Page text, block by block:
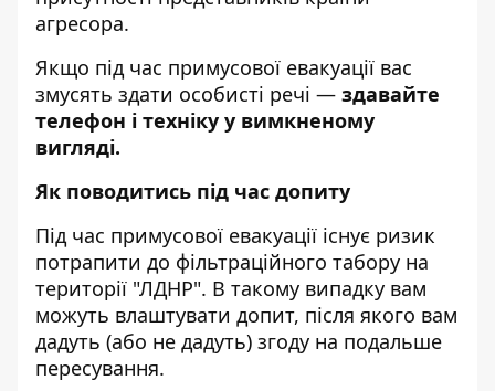
агресора.
Якщо під час примусової евакуації вас
змусять здати особисті речі — здавайте
телефон і техніку у вимкненому
вигляді.
Як поводитись під час допиту
Під час примусової евакуації існує ризик
потрапити до фільтраційного табору на
території "ЛДНР". В такому випадку вам
можуть влаштувати допит, після якого вам
дадуть (або не дадуть) згоду на подальше
пересування.